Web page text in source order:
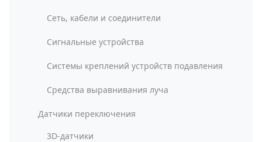
Сеть, кабели и соединители
Сигнальные устройства
Системы креплений устройств подавления
Средства выравнивания луча
Датчики переключения
3D-датчики